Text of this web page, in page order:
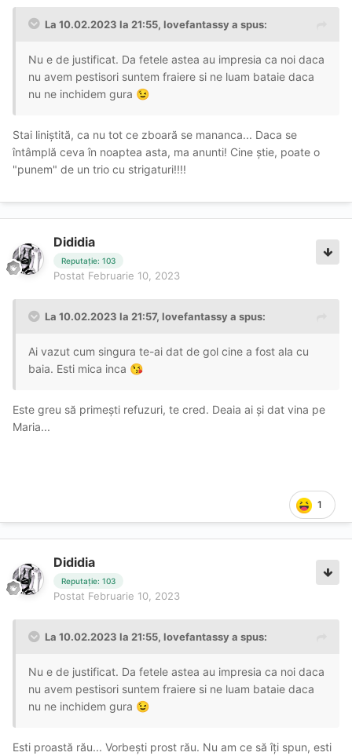
La 10.02.2023 la 21:55, lovefantassya spus:
Nu e de justificat. Da fetele astea au impresia ca noi daca
nu avem pestisori suntem fraiere si ne luam bataie daca
nu ne inchidem gura 😉
Stai liniștită, ca nu tot ce zboară se mananca... Daca se
întâmplă ceva în noaptea asta, ma anunti! Cine știe, poate o
"punem" de un trio cu strigaturi!!!!
Dididia
Reputație: 103
Postat Februarie 10, 2023
La 10.02.2023 la 21:57, lovefantassya spus:
Ai vazut cum singura te-ai dat de gol cine a fost ala cu
baia. Esti mica inca 😘
Este greu să primești refuzuri, te cred. Deaia ai și dat vina pe
Maria...
1
Dididia
Reputație: 103
Postat Februarie 10, 2023
La 10.02.2023 la 21:55, lovefantassya spus:
Nu e de justificat. Da fetele astea au impresia ca noi daca
nu avem pestisori suntem fraiere si ne luam bataie daca
nu ne inchidem gura 😉
Esti proastă rău... Vorbești prost rău. Nu am ce să îți spun, esti